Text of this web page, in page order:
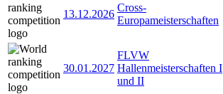
13.12.2026
Cross-
Europameisterschaften
30.01.2027
FLVW
Hallenmeisterschaften I
und II